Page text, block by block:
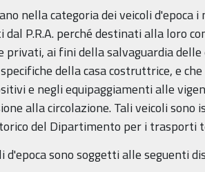
nella categoria dei veicoli d'epoca
dal P.R.A. perché destinati alla loro
privati, ai fini della salvaguardia
della casa costruttrice, e
e negli equipaggiamenti alle
alla circolazione. Tali veicoli
del Dipartimento per i trasporti
d'epoca sono soggetti alle seguenti